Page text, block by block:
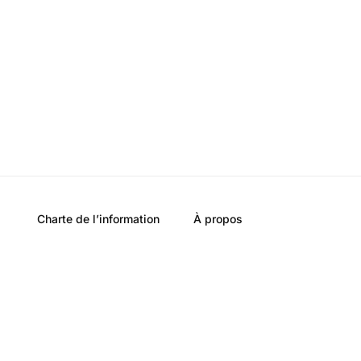
Charte de l’information À propos